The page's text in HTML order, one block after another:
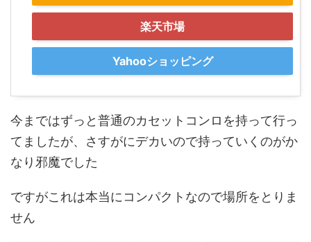
楽天市場
Yahooショッピング
今まではずっと普通のカセットコンロを持って行っ
てましたが、さすがにデカいので持っていくのがか
なり邪魔でした
ですがこれは本当にコンパクトなので場所をとりま
せん